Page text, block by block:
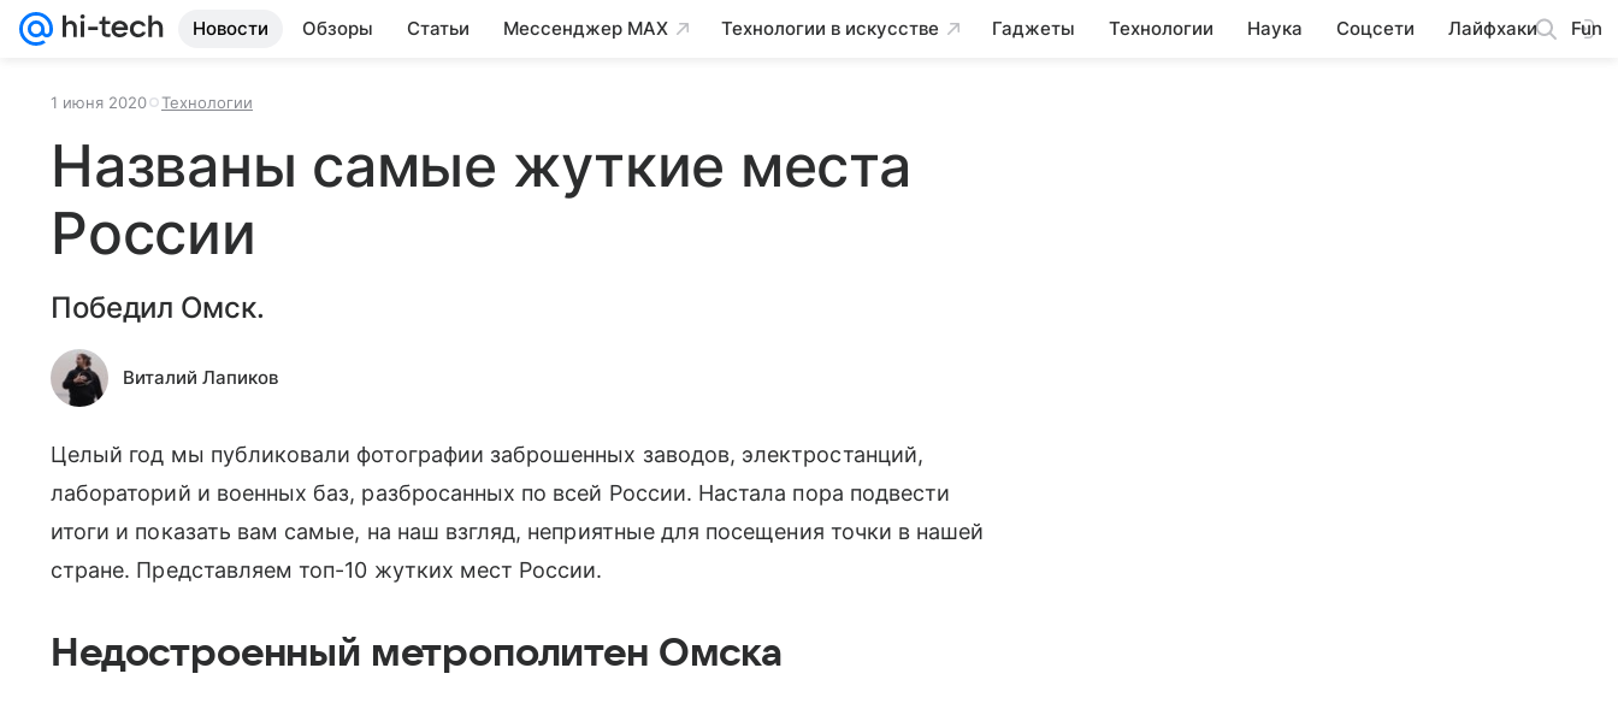
Новости Обзоры Статьи Мессенджер MAX Технологии в искусстве Гаджеты Технологии Наука Соцсети Лайфхаки Fun
1 июня 2020 Технологии
Названы самые жуткие места
России
Победил Омск.
Виталий Лапиков
Целый год мы публиковали фотографии заброшенных заводов, электростанций,
лабораторий и военных баз, разбросанных по всей России. Настала пора подвести
итоги и показать вам самые, на наш взгляд, неприятные для посещения точки в нашей
стране. Представляем топ-10 жутких мест России.
Недостроенный метрополитен Омска